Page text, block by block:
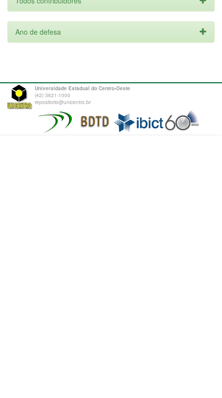
Ano de defesa
Universidade Estadual do Centro-Oeste
(42) 3621-1000
repositorio@unicentro.br